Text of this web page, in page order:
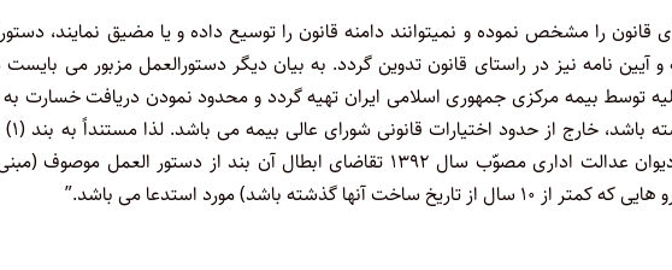
قانون را مشخص نموده و نمی­توانند دامنه قانون را توسیع داده و یا مضیق نمایند،
آیین نامه نیز در راستای قانون تدوین گردد. به بیان دیگر دستورالعمل مزبور می
توسط بیمه مرکزی جمهوری اسلامی ایران تهیه گردد و محدود نمودن دریافت خسارت به
ماده (۸۸) قانون تشکیلات و آیین دادرسی دیوان عدالت اداری مصوّب سال ۱۳۹۲ تقاضای ابطال آن بند از دستور
باشد) مورد استدعا می ­باشد.”